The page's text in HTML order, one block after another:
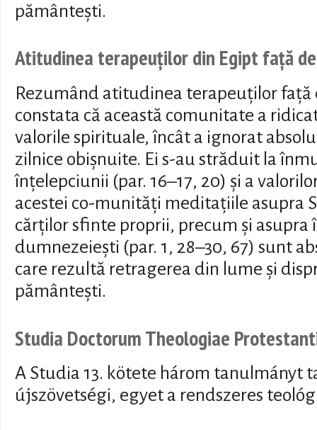
pământești.
Atitudinea terapeuților din Egipt față
Rezumând atitudinea terapeuților
constata că această comunitate a
valorile spirituale, încât a ignorat
zilnice obișnuite. Ei s-au străduit la
înțelepciunii (par. 16–17, 20) și a
acestei co-munități meditațiile asupra
cărților sfinte proprii, precum și asupra
dumnezeiești (par. 1, 28–30, 67) sunt
care rezultă retragerea din lume și
pământești.
Studia Doctorum Theologiae
A Studia 13. kötete három tanulmányt
újszövetségi, egyet a rendszeres